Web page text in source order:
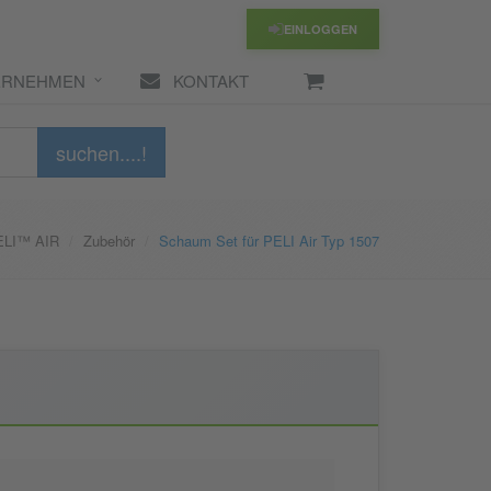
EINLOGGEN
KONTAKT
suchen....!
AIR Zubehör Schaum Set für PELI Air Typ 1507